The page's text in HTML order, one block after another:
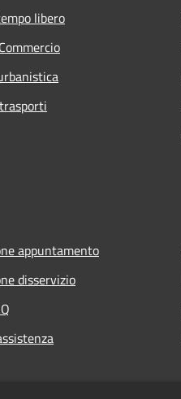
libero
appuntamento
disservizio